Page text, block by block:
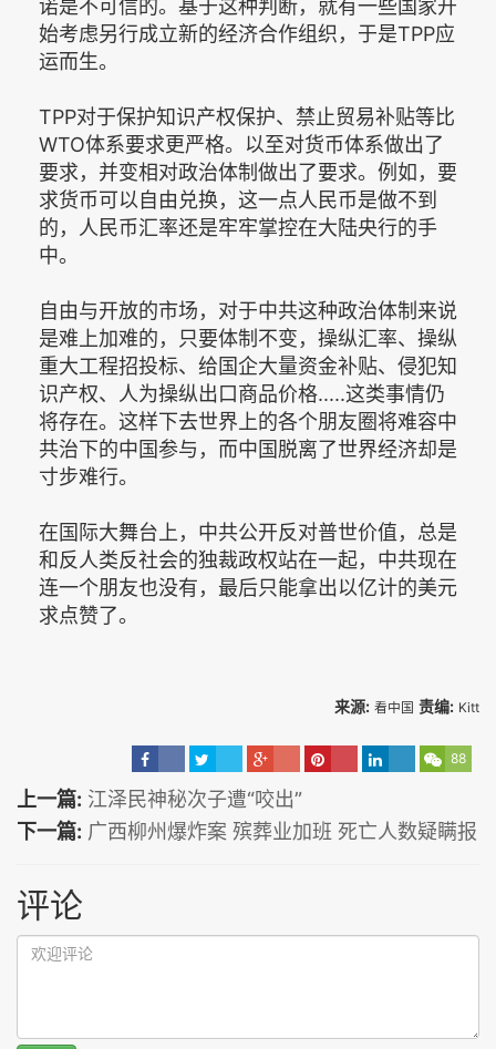
诺是不可信的。基于这种判断，就有一些国家开
始考虑另行成立新的经济合作组织，于是TPP应
运而生。
TPP对于保护知识产权保护、禁止贸易补贴等比
WTO体系要求更严格。以至对货币体系做出了
要求，并变相对政治体制做出了要求。例如，要
求货币可以自由兑换，这一点人民币是做不到
的，人民币汇率还是牢牢掌控在大陆央行的手
中。
自由与开放的市场，对于中共这种政治体制来说
是难上加难的，只要体制不变，操纵汇率、操纵
重大工程招投标、给国企大量资金补贴、侵犯知
识产权、人为操纵出口商品价格.....这类事情仍
将存在。这样下去世界上的各个朋友圈将难容中
共治下的中国参与，而中国脱离了世界经济却是
寸步难行。
在国际大舞台上，中共公开反对普世价值，总是
和反人类反社会的独裁政权站在一起，中共现在
连一个朋友也没有，最后只能拿出以亿计的美元
求点赞了。
来源: 看中国 责编: Kitt
88
上一篇: 江泽民神秘次子遭“咬出”
下一篇: 广西柳州爆炸案 殡葬业加班 死亡人数疑瞒报
评论